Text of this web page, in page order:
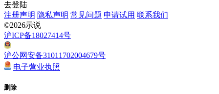
去登陆
注册声明 隐私声明 常见问题 申请试用 联系我们
©2026示说
沪ICP备18027414号
沪公网安备31011702004679号
电子营业执照
删除